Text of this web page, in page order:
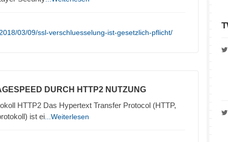
03/09/ssl-verschluesselung-ist-gesetzlich-pflicht/
DURCH HTTP2 NUTZUNG
HTTP2 Das Hypertext Transfer Protocol (HTTP,
ist ei ...Weiterlesen